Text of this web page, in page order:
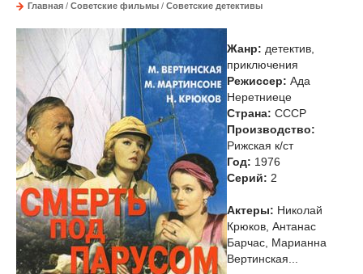
Главная / Советские фильмы / Советские детективы
Жанр: детектив,
приключения
Режиссер: Ада
Неретниеце
Страна: СССР
Производство:
Рижская к/ст
Год: 1976
Cерий: 2
Актеры: Николай
Крюков, Антанас
Барчас, Марианна
Вертинская...